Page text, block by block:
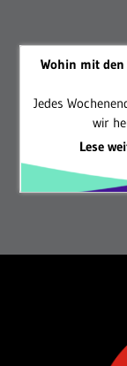
Wohin mit
Jedes
wir
Lese